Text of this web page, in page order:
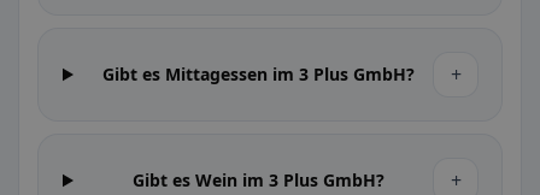
Gibt es Mittagessen im 3 Plus GmbH? +
Gibt es Wein im 3 Plus GmbH? +